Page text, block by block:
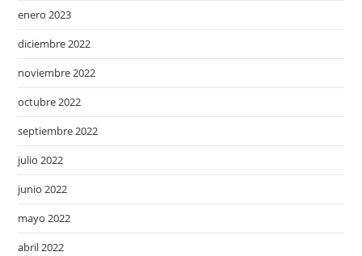
enero 2023
diciembre 2022
noviembre 2022
octubre 2022
septiembre 2022
julio 2022
junio 2022
mayo 2022
abril 2022